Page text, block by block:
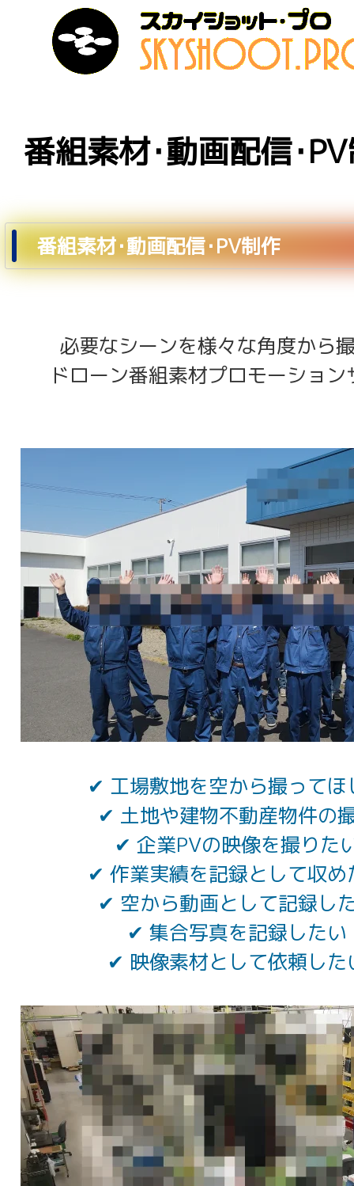
番組素材･動画配信･
番組素材･動画配信･PV制作
必要なシーンを様々な角度から
ドローン番組素材プロモーション
✔ 工場敷地を空から撮ってほ
✔ 土地や建物不動産物件の
✔ 企業PVの映像を撮りた
✔ 作業実績を記録として収め
✔ 空から動画として記録し
✔ 集合写真を記録したい
✔ 映像素材として依頼した